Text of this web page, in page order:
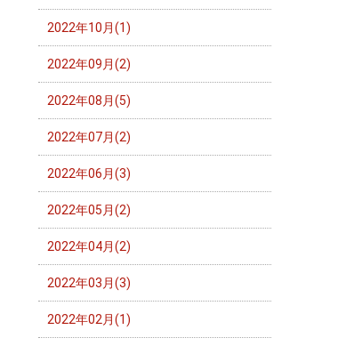
2022年10月(1)
2022年09月(2)
2022年08月(5)
2022年07月(2)
2022年06月(3)
2022年05月(2)
2022年04月(2)
2022年03月(3)
2022年02月(1)